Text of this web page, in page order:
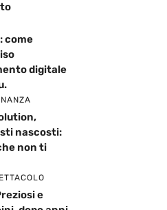
come
digitale
nascosti:
non ti
e